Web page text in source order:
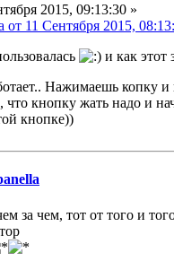
2015, 09:13:30 »
от 11 Сентября 2015,
и как этот
Нажимаешь копку
кнопку жать надо и
кнопке))
за чем, тот от того и